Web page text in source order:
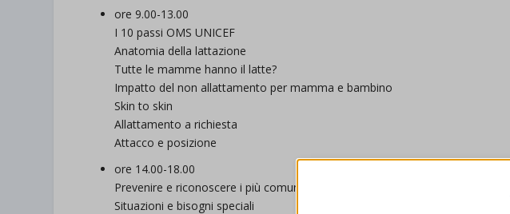
ore 9.00-13.00
I 10 passi OMS UNICEF
Anatomia della lattazione
Tutte le mamme hanno il latte?
Impatto del non allattamento per mamma e bambino
Skin to skin
Allattamento a richiesta
Attacco e posizione
ore 14.00-18.00
Prevenire e riconoscere i più comuni problemi
Situazioni e bisogni speciali